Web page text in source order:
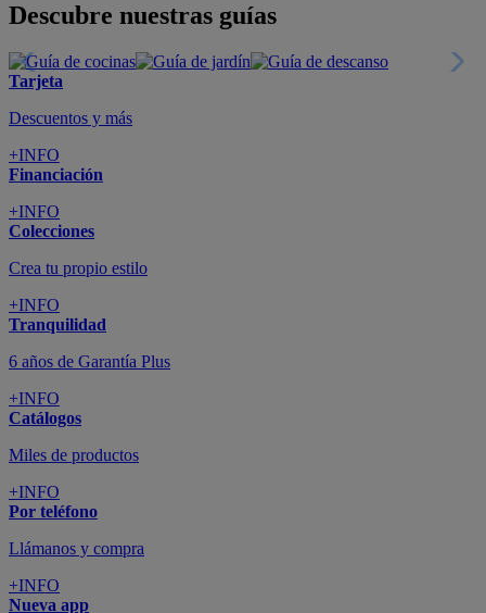
Descubre nuestras guías
Tarjeta
Descuentos y más
+INFO
Financiación
+INFO
Colecciones
Crea tu propio estilo
+INFO
Tranquilidad
6 años de Garantía Plus
+INFO
Catálogos
Miles de productos
+INFO
Por teléfono
Llámanos y compra
+INFO
Nueva app